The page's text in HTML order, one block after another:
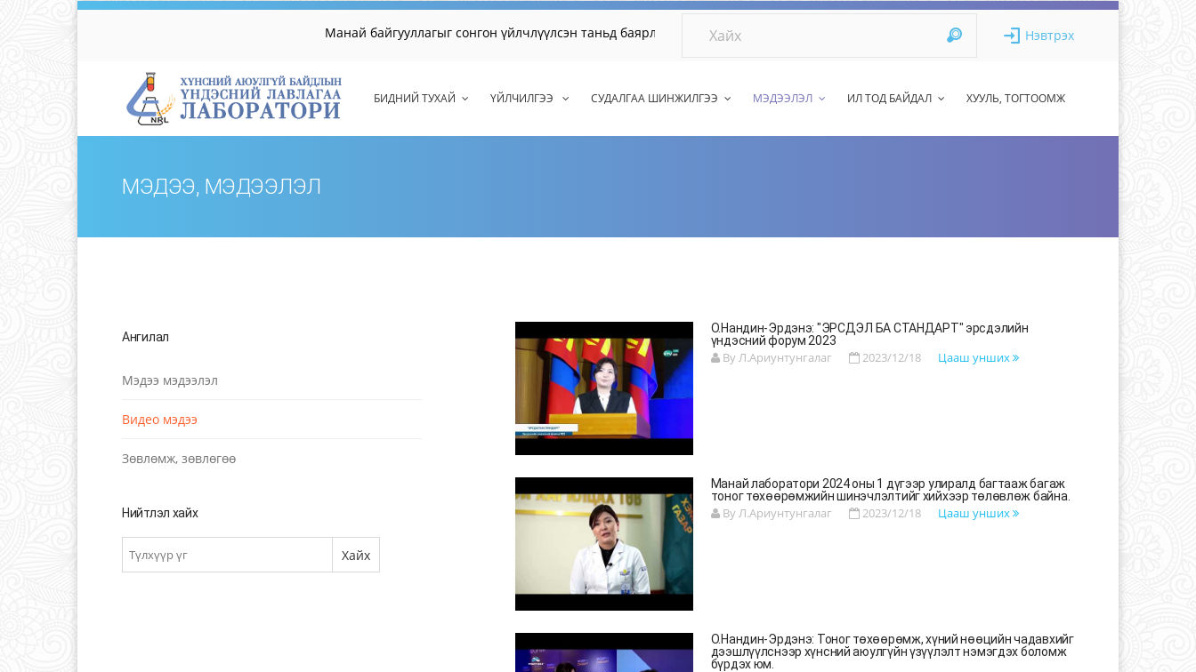
Манай байгууллагыг сонгон үйлчлүүлсэн таньд баярлалаа. Нэвтрэх
БИДНИЙ ТУХАЙ ҮЙЛЧИЛГЭЭ СУДАЛГАА ШИНЖИЛГЭЭ МЭДЭЭЛЭЛ ИЛ ТОД БАЙДАЛ ХУУЛЬ, ТОГТООМЖ
МЭДЭЭ, МЭДЭЭЛЭЛ
Ангилал
Мэдээ мэдээлэл
Видео мэдээ
Зөвлөмж, зөвлөгөө
Нийтлэл хайх
О.Нандин-Эрдэнэ: "ЭРСДЭЛ БА СТАНДАРТ" эрсдэлийн
үндэсний форум 2023
By Л.Ариунтунгалаг 2023/12/18 Цааш унших
Манай лаборатори 2024 оны 1 дүгээр улиралд багтааж багаж
тоног төхөөрөмжийн шинэчлэлтийг хийхээр төлөвлөж байна.
By Л.Ариунтунгалаг 2023/12/18 Цааш унших
О.Нандин-Эрдэнэ: Тоног төхөөрөмж, хүний нөөцийн чадавхийг
дээшлүүлснээр хүнсний аюулгүйн үзүүлэлт нэмэгдэх боломж
бүрдэх юм.